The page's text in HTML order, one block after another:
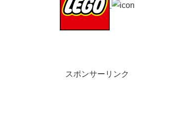
スポンサーリンク